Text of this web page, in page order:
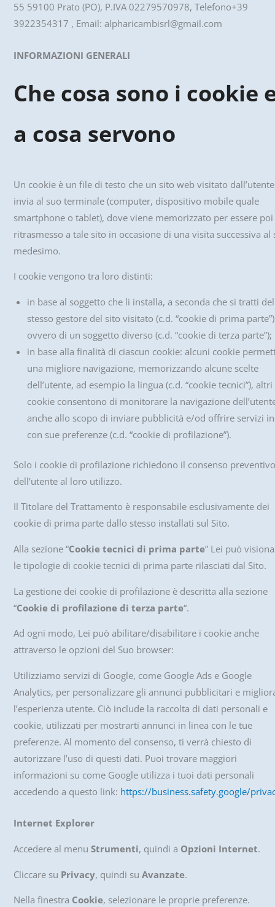
55 59100 Prato (PO), P.IVA 02279570978, Telefono+39
3922354317 , Email: alpharicambisrl@gmail.com
INFORMAZIONI GENERALI
Che cosa sono i cookie
a cosa servono
Un cookie è un file di testo che un sito web visitato dall’utente
invia al suo terminale (computer, dispositivo mobile quale
smartphone o tablet), dove viene memorizzato per essere poi
ritrasmesso a tale sito in occasione di una visita successiva al
medesimo.
I cookie vengono tra loro distinti:
in base al soggetto che li installa, a seconda che si tratti
stesso gestore del sito visitato (c.d. “cookie di prima parte”)
ovvero di un soggetto diverso (c.d. “cookie di terza parte”);
in base alla finalità di ciascun cookie: alcuni cookie
una migliore navigazione, memorizzando alcune scelte
dell’utente, ad esempio la lingua (c.d. “cookie tecnici”), altri
cookie consentono di monitorare la navigazione
anche allo scopo di inviare pubblicità e/od offrire servizi
con sue preferenze (c.d. “cookie di profilazione”).
Solo i cookie di profilazione richiedono il consenso preventivo
dell’utente al loro utilizzo.
Il Titolare del Trattamento è responsabile esclusivamente dei
cookie di prima parte dallo stesso installati sul Sito.
Alla sezione “Cookie tecnici di prima parte” Lei può
le tipologie di cookie tecnici di prima parte rilasciati dal Sito.
La gestione dei cookie di profilazione è descritta alla sezione
“Cookie di profilazione di terza parte“.
Ad ogni modo, Lei può abilitare/disabilitare i cookie anche
attraverso le opzioni del Suo browser:
Utilizziamo servizi di Google, come Google Ads e Google
Analytics, per personalizzare gli annunci pubblicitari e
l’esperienza utente. Ciò include la raccolta di dati personali e
cookie, utilizzati per mostrarti annunci in linea con le tue
preferenze. Al momento del consenso, ti verrà chiesto di
autorizzare l’uso di questi dati. Puoi trovare maggiori
informazioni su come Google utilizza i tuoi dati personali
accedendo a questo link: https://business.safety.google/
Internet Explorer
Accedere al menu Strumenti, quindi a Opzioni Internet.
Cliccare su Privacy, quindi su Avanzate.
Nella finestra Cookie, selezionare le proprie preferenze.